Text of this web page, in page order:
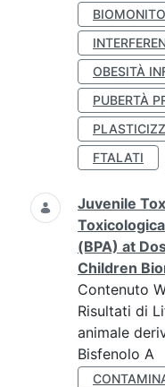
OBESITÀ
PUBERTÀ
FTALATI
Juvenile
(BPA) at
Children
Contenuto
Risultati di
animale
Bisfenolo A